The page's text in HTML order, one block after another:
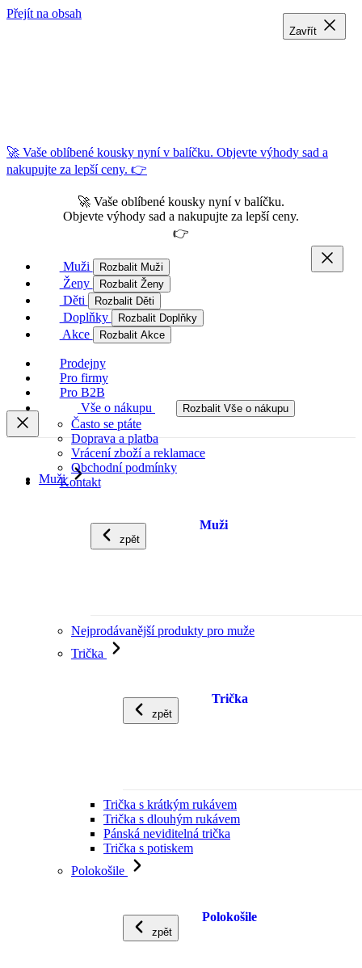
Přejít na obsah
🚀 Vaše oblíbené kousky nyní v balíčku. Objevte výhody sad a
nakupujte za lepší ceny. 👉
🚀 Vaše oblíbené kousky nyní v balíčku.
Objevte výhody sad a nakupujte za lepší ceny.
👉
Muži Rozbalit Muži
Ženy Rozbalit Ženy
Děti Rozbalit Děti
Doplňky Rozbalit Doplňky
Akce Rozbalit Akce
Prodejny
Pro firmy
Pro B2B
Vše o nákupu
Rozbalit Vše o nákupu
Často se ptáte
Doprava a platba
Vrácení zboží a reklamace
Obchodní podmínky
Kontakt
Muži
zpět
Muži
Nejprodávanější produkty pro muže
Trička
zpět
Trička
Trička s krátkým rukávem
Trička s dlouhým rukávem
Pánská neviditelná trička
Trička s potiskem
Polokošile
zpět
Polokošile
Zavřít
Zavřít
Zavřít